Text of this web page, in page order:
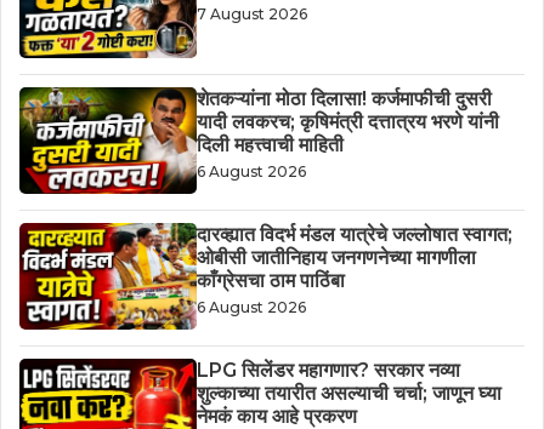
7 August 2026
शेतकऱ्यांना मोठा दिलासा! कर्जमाफीची दुसरी
यादी लवकरच; कृषिमंत्री दत्तात्रय भरणे यांनी
दिली महत्त्वाची माहिती
6 August 2026
दारव्ह्यात विदर्भ मंडल यात्रेचे जल्लोषात स्वागत;
ओबीसी जातीनिहाय जनगणनेच्या मागणीला
काँग्रेसचा ठाम पाठिंबा
6 August 2026
LPG सिलेंडर महागणार? सरकार नव्या
शुल्काच्या तयारीत असल्याची चर्चा; जाणून घ्या
नेमकं काय आहे प्रकरण